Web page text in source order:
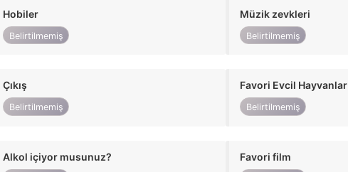
Hobiler
Belirtilmemiş
Müzik zevkleri
Belirtilmemiş
Çıkış
Belirtilmemiş
Favori Evcil Hayvanlar
Belirtilmemiş
Alkol içiyor musunuz? Favori film